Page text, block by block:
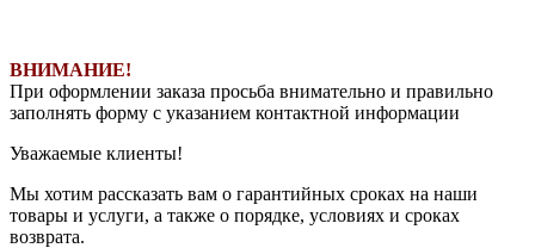
ВНИМАНИЕ!
При оформлении заказа просьба внимательно и правильно
заполнять форму с указанием контактной информации
Уважаемые клиенты!
Мы хотим рассказать вам о гарантийных сроках на наши
товары и услуги, а также о порядке, условиях и сроках
возврата.